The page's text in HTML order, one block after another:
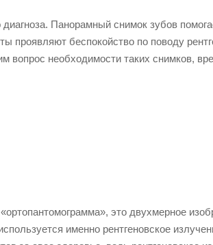
Панорамный снимок зубов
проявляют беспокойство по поводу
вопрос необходимости таких снимков,
это двухмерное
именно рентгеновское